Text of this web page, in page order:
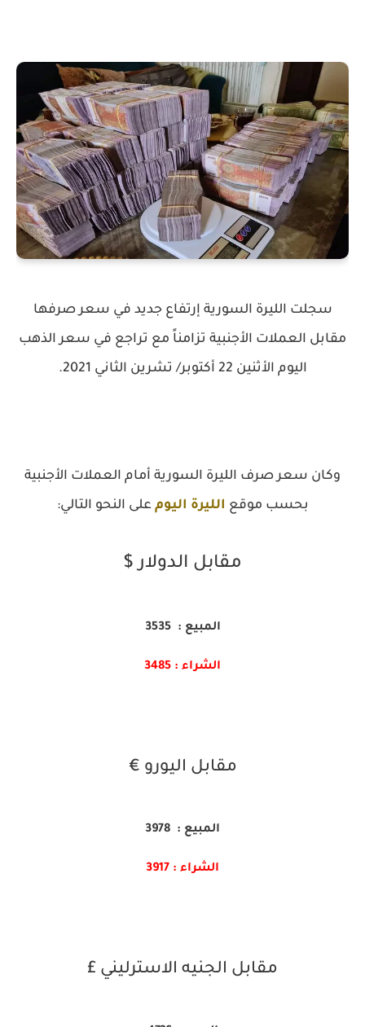
سجلت الليرة السورية إرتفاع جديد في سعر صرفها
مقابل العملات الأجنبية تزامناً مع تراجع في سعر الذهب
اليوم الأثنين 22 أكتوبر/ تشرين الثاني 2021.
وكان سعر صرف الليرة السورية أمام العملات الأجنبية
بحسب موقع الليرة اليوم على النحو التالي:
مقابل الدولار $
المبيع : 3535
الشراء : 3485
مقابل اليورو €
المبيع : 3978
الشراء : 3917
مقابل الجنيه الاسترليني £